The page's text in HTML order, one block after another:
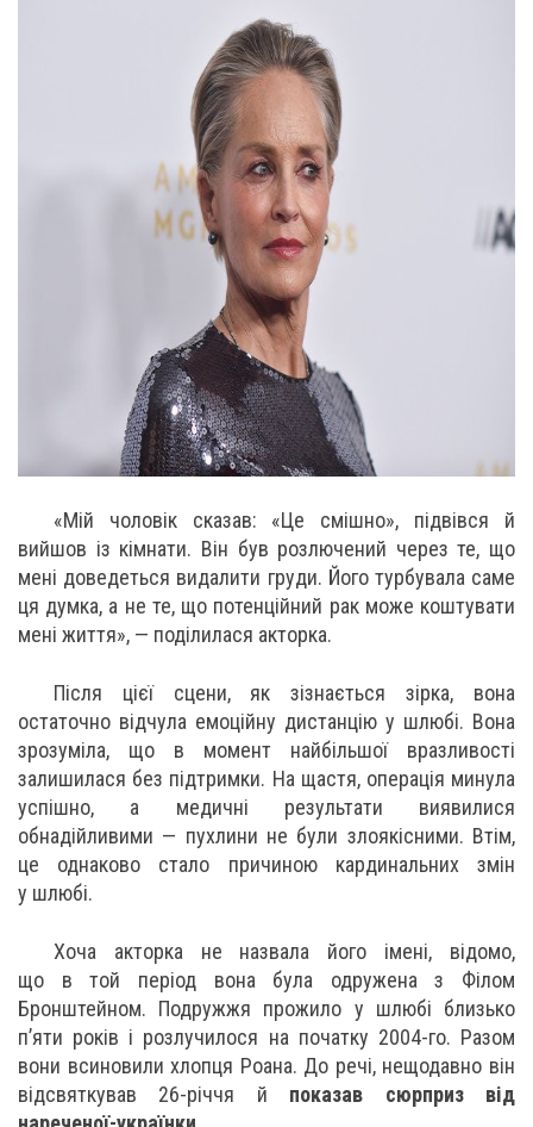
«Мій чоловік сказав: «Це смішно», підвівся й
вийшов із кімнати. Він був розлючений через те, що
мені доведеться видалити груди. Його турбувала саме
ця думка, а не те, що потенційний рак може коштувати
мені життя», — поділилася акторка.
Після цієї сцени, як зізнається зірка, вона
остаточно відчула емоційну дистанцію у шлюбі. Вона
зрозуміла, що в момент найбільшої вразливості
залишилася без підтримки. На щастя, операція минула
успішно, а медичні результати виявилися
обнадійливими — пухлини не були злоякісними. Втім,
це однаково стало причиною кардинальних змін
у шлюбі.
Хоча акторка не назвала його імені, відомо,
що в той період вона була одружена з Філом
Бронштейном. Подружжя прожило у шлюбі близько
п’яти років і розлучилося на початку 2004-го. Разом
вони всиновили хлопця Роана. До речі, нещодавно він
відсвяткував 26-річчя й показав сюрприз від